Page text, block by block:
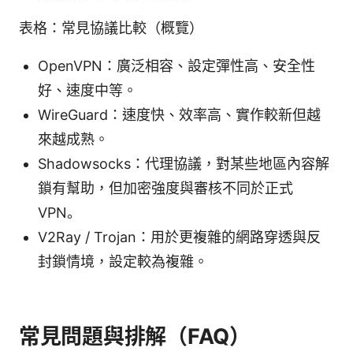
表格：常見協議比較（概覽）
OpenVPN：廣泛相容、設定彈性高、安全性
好、速度中等。
WireGuard：速度快、效率高、實作較新但越
來越成熟。
Shadowsocks：代理協議，對某些地區內容解
鎖有幫助，但加密強度與審核不同於正式
VPN。
V2Ray / Trojan：用於更複雜的網路穿透與反
封鎖情境，設定較為複雜。
常見問題與排解（FAQ）